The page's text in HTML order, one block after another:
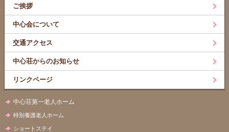
ご挨拶
中心会について
交通アクセス
中心荘からのお知らせ
リンクページ
中心荘第一老人ホーム
特別養護老人ホーム
ショートステイ